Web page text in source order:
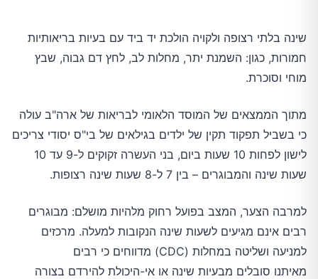
שינה בלתי רצופה ולקויה הולכת יד ביד עם בעיות בריאותיות
חמורות, כגון: השמנת יתר, מחלות לב, לחץ דם גבוה, שבץ
מוחי וסוכרת.
מתוך הממצאים של המוסד הלאומי לבריאות של ארה"ב עולה
כי בשביל תפקוד תקין של ילדים בגילאים של בי"ס יסודי צריכים
לישון לפחות 10 שעות ביום, בני העשרה זקוקים ל-9 עד 10
שעות שינה והמבוגרים – בין 7 ל-8 שעות שינה רצופות.
למרבה הצער, המצב בפועל רחוק מלהיות מושלם: מבוגרים
רבים אינם מגיעים לשעות שינה הנקובות למעלה. מרכזים
למניעה ושליטה במחלות (CDC) מדווחים כי רבים
מאיתנו סובלים מבעיות שינה או אי-היכולת להירדם בצורה